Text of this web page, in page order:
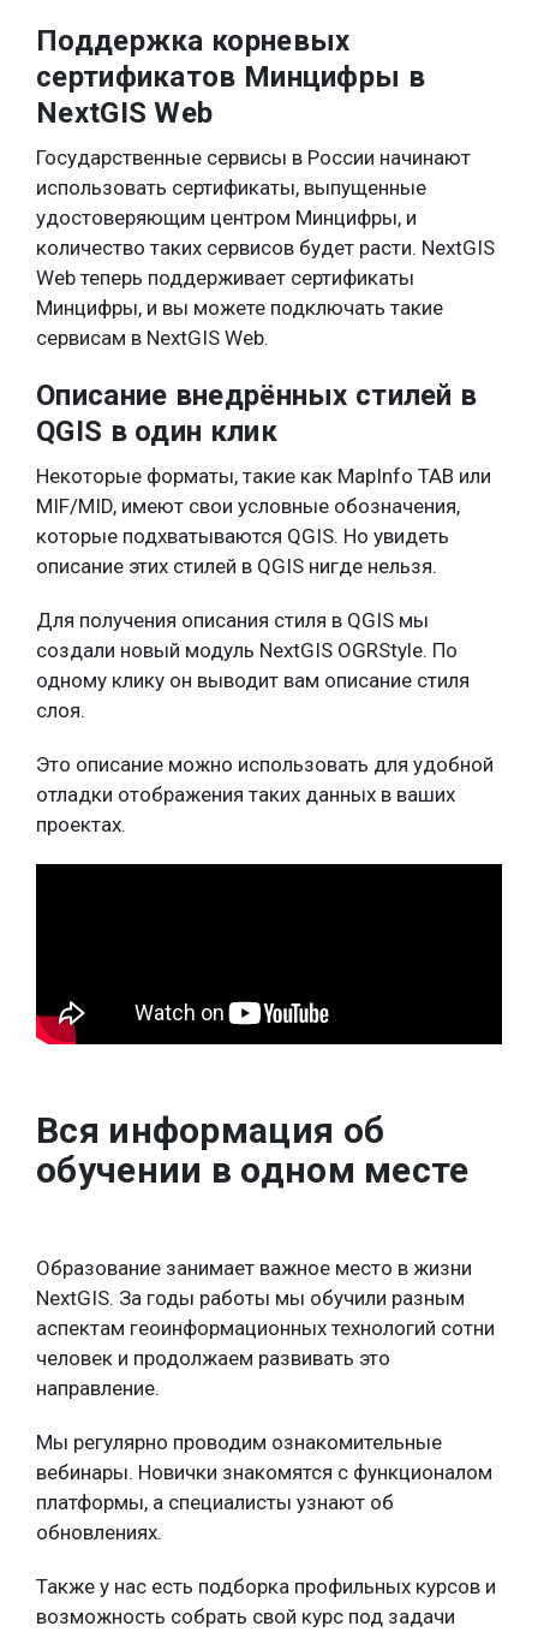
Поддержка корневых
сертификатов Минцифры в
NextGIS Web
Государственные сервисы в России начинают
использовать сертификаты, выпущенные
удостоверяющим центром Минцифры, и
количество таких сервисов будет расти. NextGIS
Web теперь поддерживает сертификаты
Минцифры, и вы можете подключать такие
сервисам в NextGIS Web.
Описание внедрённых стилей в
QGIS в один клик
Некоторые форматы, такие как MapInfo TAB или
MIF/MID, имеют свои условные обозначения,
которые подхватываются QGIS. Но увидеть
описание этих стилей в QGIS нигде нельзя.
Для получения описания стиля в QGIS мы
создали новый модуль NextGIS OGRStyle. По
одному клику он выводит вам описание стиля
слоя.
Это описание можно использовать для удобной
отладки отображения таких данных в ваших
проектах.
Вся информация об
обучении в одном месте
Образование занимает важное место в жизни
NextGIS. За годы работы мы обучили разным
аспектам геоинформационных технологий сотни
человек и продолжаем развивать это
направление.
Мы регулярно проводим ознакомительные
вебинары. Новички знакомятся с функционалом
платформы, а специалисты узнают об
обновлениях.
Также у нас есть подборка профильных курсов и
возможность собрать свой курс под задачи